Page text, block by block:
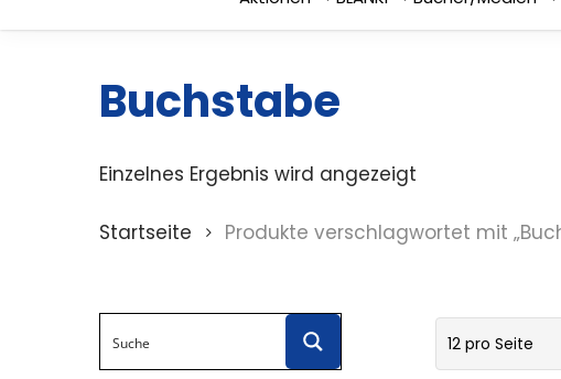
Buchstabe
Einzelnes Ergebnis wird angezeigt
Startseite Produkte verschlagwortet mit
12 pro Seite